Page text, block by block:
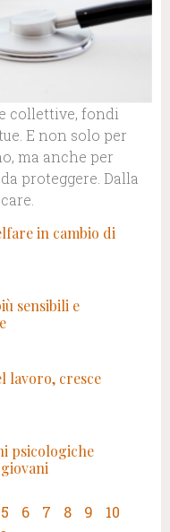
collettive, fondi
E non solo per
ma anche per
proteggere. Dalla
in cambio di
sensibili e
lavoro, cresce
psicologiche
5 6 7 8 9
10